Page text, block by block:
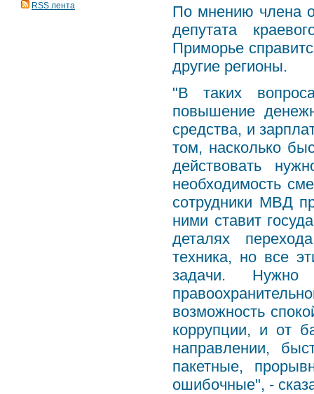
RSS лента
По мнению члена
депутата
Приморье
другие регионы.
"В таких
повышение
средства, и
том, насколько
действовать
необходимость
сотрудники МВД
ними ставит
деталях
техника, но все
задачи. Нужно
возможность
коррупции, и от
направлении,
пакетные,
ошибочные", -